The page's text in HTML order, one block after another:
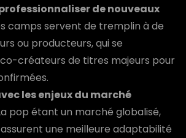
de nouveaux
camps servent de tremplin à de
ou producteurs, qui se
créateurs de titres majeurs pour
les enjeux du marché
pop étant un marché globalisé,
une meilleure adaptabilité